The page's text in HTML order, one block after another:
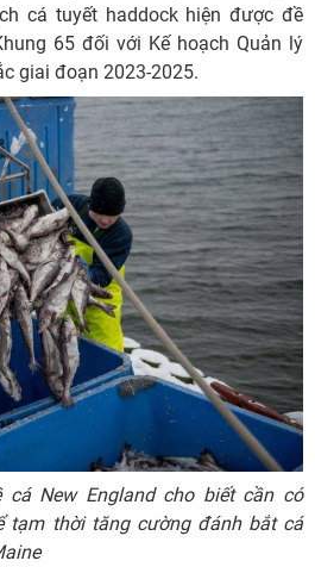
cá tuyết haddock hiện được đề
65 đối với Kế hoạch Quản lý
giai đoạn 2023-2025.
New England cho biết cần có
tạm thời tăng cường đánh bắt cá